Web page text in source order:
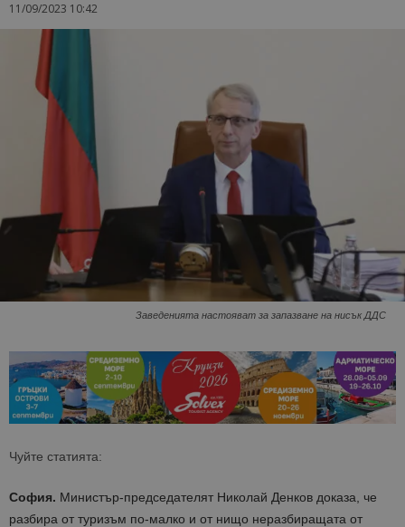
11/09/2023 10:42
Заведенията настояват за запазване на нисък ДДС
Чуйте статията:
София. Министър-председателят Николай Денков доказа, че
разбира от туризъм по-малко и от нищо неразбиращата от